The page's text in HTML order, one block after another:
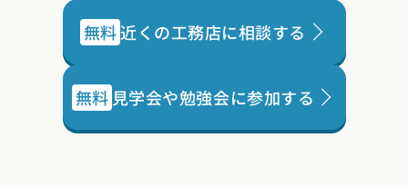
無料近くの工務店に相談する
無料 見学会や勉強会に参加する